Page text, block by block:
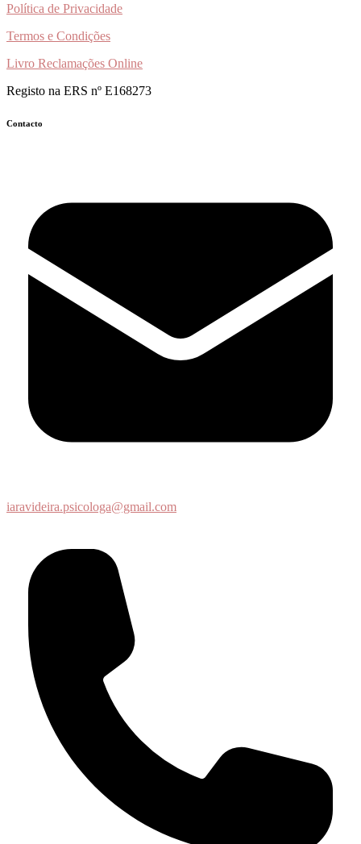
Política de Privacidade
Termos e Condições
Livro Reclamações Online
Registo na ERS nº E168273
Contacto
iaravideira.psicologa@gmail.com